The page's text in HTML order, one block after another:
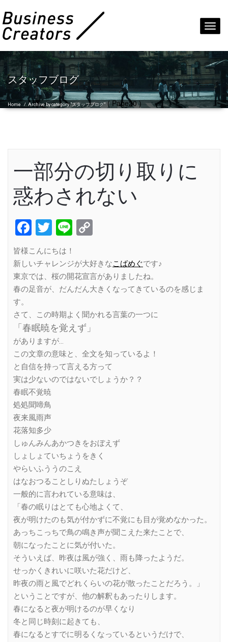
スタッフブログ
Home /Archive by category "スタッフブログ"( Page20 )
一部分の切り取りに
惑わされない
Facebook
Twitter
Line
皆様こんにちは！
新しいチャレンジが大好きなこばめぐです♪
東京では、桜の開花宣言がありましたね。
春の足音が、だんだん大きくなってきているのを感じま
す。
さて、この時期よく聞かれる言葉の一つに
「春眠暁を覚えず」
がありますが…
この文章の意味と、全文を知っているよ！
と自信を持って言える方って
実は少ないのではないでしょうか？？
春眠不覚暁
処処聞啼鳥
夜来風雨声
花落知多少
しゅんみんあかつきをおぼえず
しょしょていちょうをきく
やらいふううのこえ
はなおつることしりぬたしょうぞ
一般的に言われている意味は、
「春の眠りはとても心地よくて、
夜が明けたのも気が付かずに不覚にも目が覚めなかった。
あっちこっちで鳥の鳴き声が聞こえた来たことで、
朝になったことに気が付いた。
そういえば、昨夜は風が強く、雨も降ったようだ。
せっかくきれいに咲いた花だけど、
昨夜の雨と風でどれくらいの花が散ったことだろう。」
ということですが、他の解釈もあったりします。
春になると夜が明けるのが早くなり
冬と同じ時刻に起きても、
春になるとすでに明るくなっているというだけで、